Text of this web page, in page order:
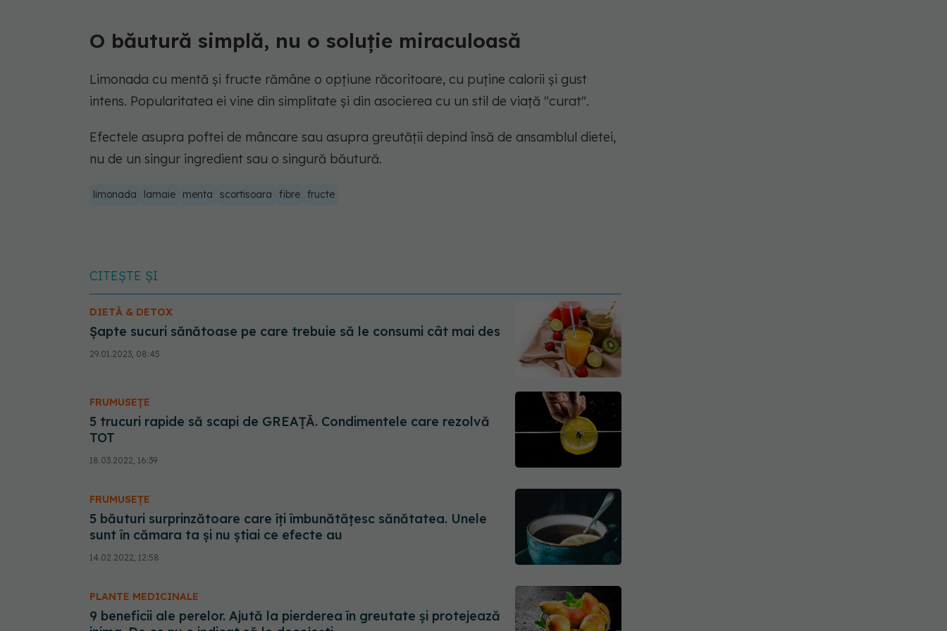
O băutură simplă, nu o soluție miraculoasă
Limonada cu mentă și fructe rămâne o opțiune răcoritoare, cu puține calorii și gust
intens. Popularitatea ei vine din simplitate și din asocierea cu un stil de viață "curat".
Efectele asupra poftei de mâncare sau asupra greutății depind însă de ansamblul dietei,
nu de un singur ingredient sau o singură băutură.
limonada lamaie menta scortisoara fibre fructe
CITEȘTE ȘI
DIETĂ & DETOX
Șapte sucuri sănătoase pe care trebuie să le consumi cât mai des
29.01.2023, 08:45
FRUMUSEȚE
5 trucuri rapide să scapi de GREAȚĂ. Condimentele care rezolvă
TOT
18.03.2022, 16:39
FRUMUSEȚE
5 băuturi surprinzătoare care îți îmbunătățesc sănătatea. Unele
sunt în cămara ta și nu știai ce efecte au
14.02.2022, 12:58
PLANTE MEDICINALE
9 beneficii ale perelor. Ajută la pierderea în greutate și protejează